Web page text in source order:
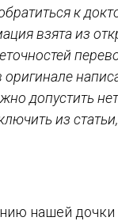
к
взята из
допустить
из
нашей дочки